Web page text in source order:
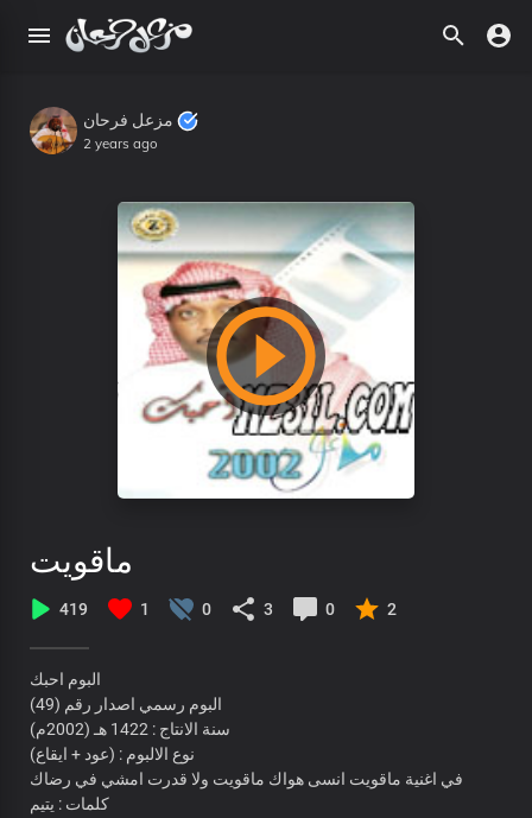
2 years ago
ماقويت
419 1 0 3 0 2
البوم احبك
البوم رسمي اصدار رقم (49)
سنة الانتاج : 1422 هـ (2002م)
نوع الالبوم : (عود + ايقاع)
في اغنية ماقويت انسى هواك ماقويت ولا قدرت امشي في رضاك
كلمات : يتيم